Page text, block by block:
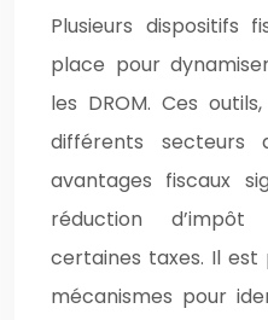
Plusieurs dispositifs
place pour
les DROM. Ces
différents secteurs
avantages fiscaux
réduction
certaines taxes. Il est
mécanismes pour